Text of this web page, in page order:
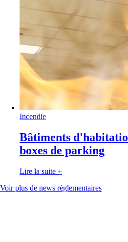
Incendie
Bâtiments
boxes de parking
Lire la suite +
Voir plus de news réglementaires